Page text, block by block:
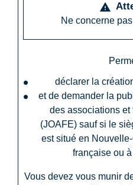
warning
Ne concerne
déclarer la
et de demander la
des associations
(JOAFE) sauf si le
est situé en
française ou
Vous devez vous munir